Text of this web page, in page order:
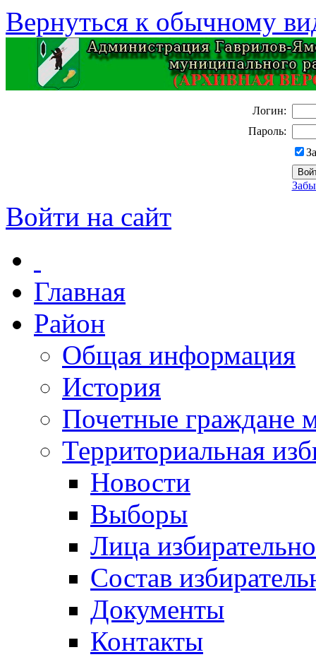
Вернуться к обычному
Логин:
Пароль:
Войти на сайт
Главная
Район
Общая информация
История
Почетные граждане
Территориальная
Новости
Выборы
Лица
Состав
Документы
Контакты